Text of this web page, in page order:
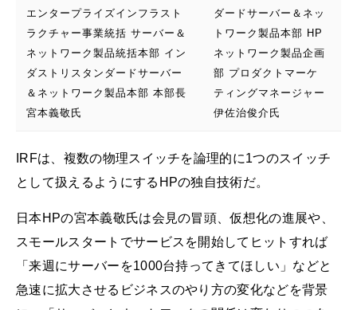
エンタープライズインフラスト
ラクチャー事業統括 サーバー＆
ネットワーク製品統括本部 イン
ダストリスタンダードサーバー
＆ネットワーク製品本部 本部長
宮本義敬氏
ダードサーバー＆ネッ
トワーク製品本部 HP
ネットワーク製品企画
部 プロダクトマーケ
ティングマネージャー
伊佐治俊介氏
IRFは、複数の物理スイッチを論理的に1つのスイッチ
として扱えるようにするHPの独自技術だ。
日本HPの宮本義敬氏は会見の冒頭、仮想化の進展や、
スモールスタートでサービスを開始してヒットすれば
「来週にサーバーを1000台持ってきてほしい」などと
急速に拡大させるビジネスのやり方の変化などを背景